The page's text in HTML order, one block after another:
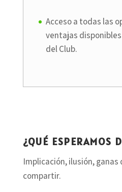
Acceso a todas las
ventajas
del Club.
¿QUÉ ESPERAMOS
Implicación, ilusión, ganas
compartir.